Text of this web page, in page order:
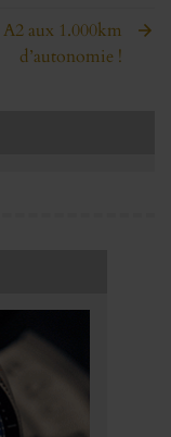
aux 1.000km
d’autonomie !